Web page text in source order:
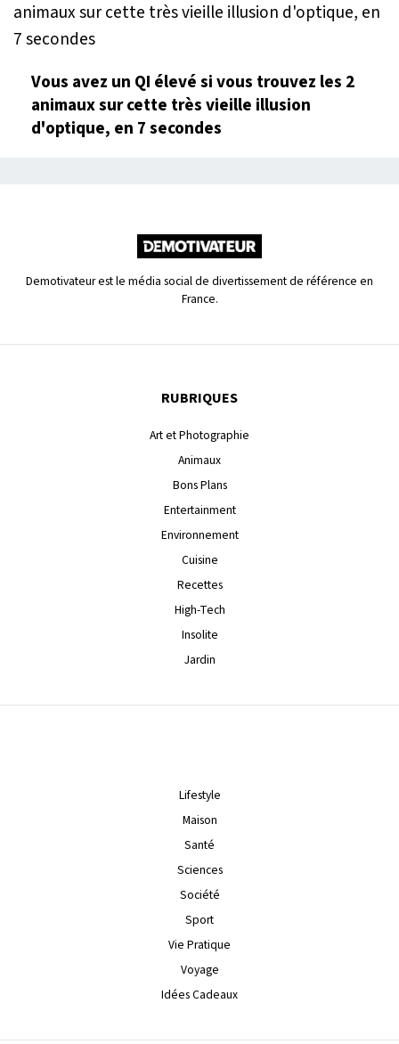
Vous avez un QI élevé si vous trouvez les 2
animaux sur cette très vieille illusion
d'optique, en 7 secondes
Demotivateur est le média social de divertissement de référence en
France.
RUBRIQUES
Art et Photographie
Animaux
Bons Plans
Entertainment
Environnement
Cuisine
Recettes
High-Tech
Insolite
Jardin
Lifestyle
Maison
Santé
Sciences
Société
Sport
Vie Pratique
Voyage
Idées Cadeaux